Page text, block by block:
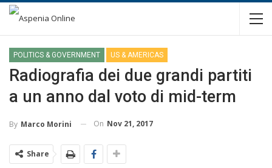
POLITICS & GOVERNMENT US & AMERICAS
Radiografia dei due grandi partiti
a un anno dal voto di mid-term
By Marco Morini On Nov 21, 2017
Share